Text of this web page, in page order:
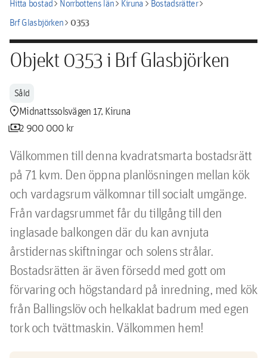
Hitta bostadchevron_rightNorrbottens länchevron_rightKirunachevron_rightBostadsrätterchevron_right
Brf Glasbjörkenchevron_right0353
Objekt 0353 i Brf Glasbjörken
Såld
location_pinMidnattssolsvägen 17, Kiruna
payments2 900 000 kr
Välkommen till denna kvadratsmarta bostadsrätt
på 71 kvm. Den öppna planlösningen mellan kök
och vardagsrum välkomnar till socialt umgänge.
Från vardagsrummet får du tillgång till den
inglasade balkongen där du kan avnjuta
årstidernas skiftningar och solens strålar.
Bostadsrätten är även försedd med gott om
förvaring och högstandard på inredning, med kök
från Ballingslöv och helkaklat badrum med egen
tork och tvättmaskin. Välkommen hem!